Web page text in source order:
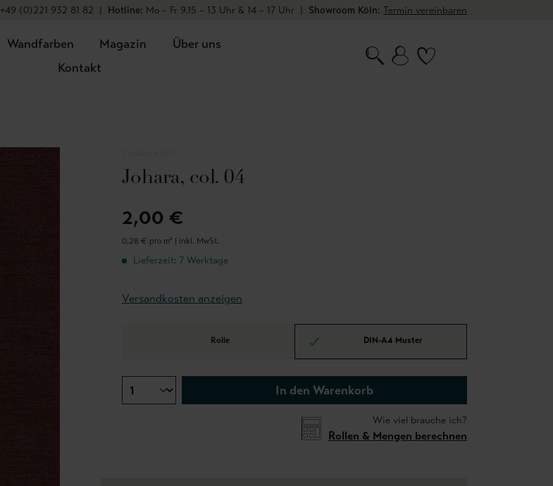
+49 (0)221 932 81 82 | Hotline: Mo – Fr 9.15 – 13 Uhr & 14 – 17 Uhr | Showroom Köln: Termin vereinbaren
Wandfarben Magazin
Über uns
Kontakt
Johara, col. 04
2,00 €
0,28 € pro m² | inkl. MwSt.
Lieferzeit: 7 Werktage
Versandkosten anzeigen
Rolle DIN-A4 Muster
In den Warenkorb
Wie viel brauche ich?
Rollen & Mengen berechnen